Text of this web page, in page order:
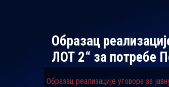
Образац
ЛОТ 2“ за потребе
Образац реализације уговора за